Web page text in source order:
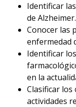
Identificar
de Alzheimer.
Conocer las
enfermedad
Identificar
en la
Clasificar los
actividades